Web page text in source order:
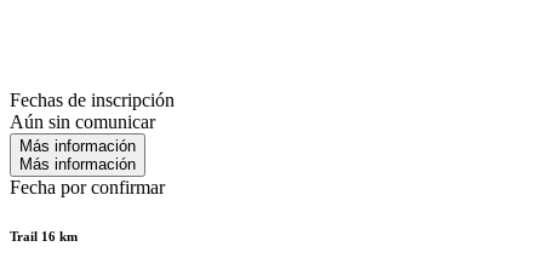
Fechas de inscripción
Aún sin comunicar
Más información
Más información
Fecha por confirmar
Trail 16 km